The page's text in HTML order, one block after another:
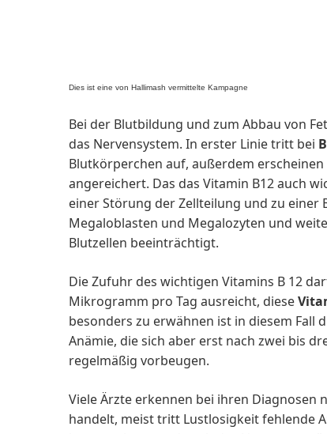
Dies ist eine von Hallimash vermittelte Kampagne
Bei der Blutbildung und zum Abbau von
das Nervensystem. In erster Linie tritt bei
Blutkörperchen auf, außerdem
angereichert. Das das Vitamin B12 auch
einer Störung der Zellteilung und zu
Megaloblasten und Megalozyten und
Blutzellen beeinträchtigt.
Die Zufuhr des wichtigen Vitamins B 12
Mikrogramm pro Tag ausreicht, diese
besonders zu erwähnen ist in diesem Fall
Anämie, die sich aber erst nach zwei bis
regelmäßig vorbeugen.
Viele Ärzte erkennen bei ihren Diagnosen
handelt, meist tritt Lustlosigkeit fehlende